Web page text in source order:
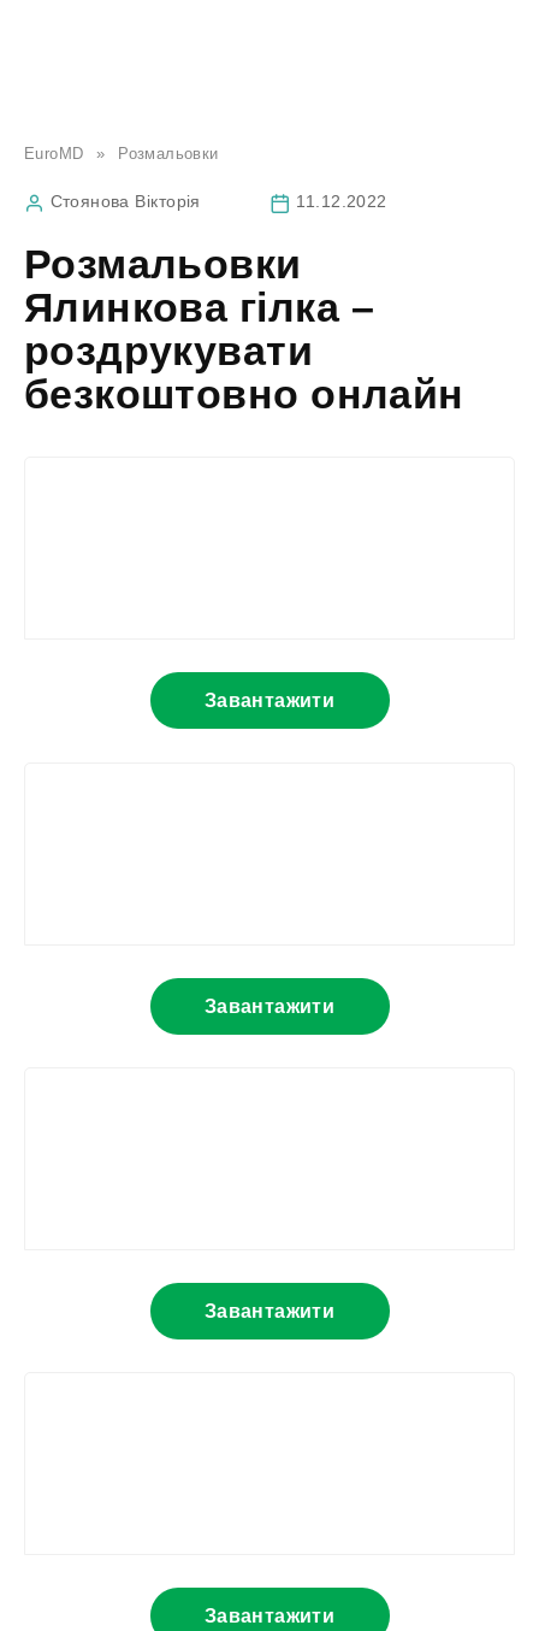
EuroMD » Розмальовки
Стоянова Вікторія 11.12.2022
Розмальовки
Ялинкова гілка –
роздрукувати
безкоштовно онлайн
Завантажити
Завантажити
Завантажити
Завантажити